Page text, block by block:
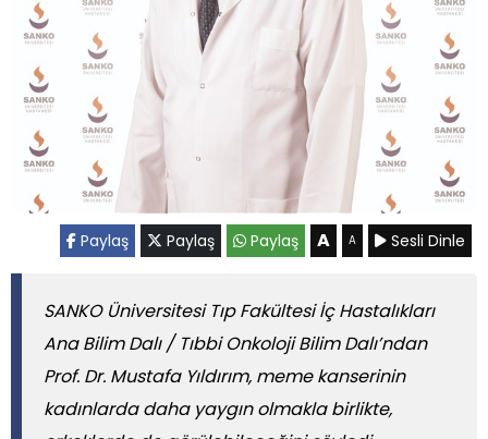
Paylaş Paylaş Paylaş A A Sesli Dinle
SANKO Üniversitesi Tıp Fakültesi İç Hastalıkları
Ana Bilim Dalı / Tıbbi Onkoloji Bilim Dalı’ndan
Prof. Dr. Mustafa Yıldırım, meme kanserinin
kadınlarda daha yaygın olmakla birlikte,